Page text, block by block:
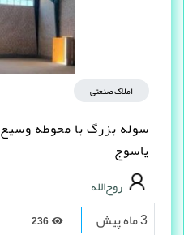
املاک صنعتی
سوله بزرگ با محوطه وسیع
یاسوج
روح‌الله
3 ماه پیش